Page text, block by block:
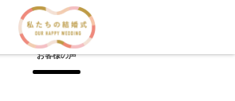
VOICE
お客様の声